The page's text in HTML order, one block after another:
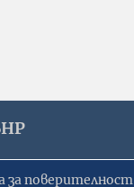
за поверителност